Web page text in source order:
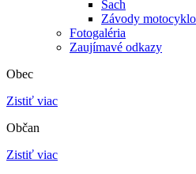
Šach
Závody
Fotogaléria
Zaujímavé odkazy
Obec
Zistiť viac
Občan
Zistiť viac